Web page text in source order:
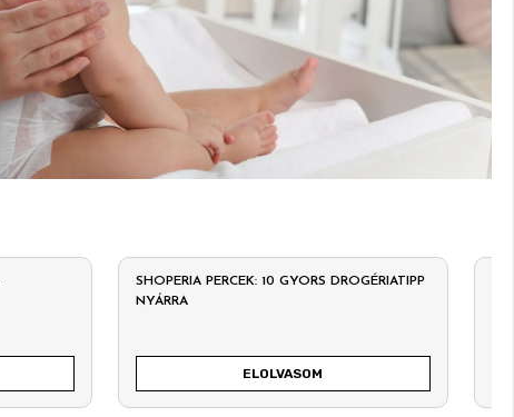
SHOPERIA PERCEK: 10 GYORS DROGÉRIATIPP
NYÁRRA
ELOLVASOM